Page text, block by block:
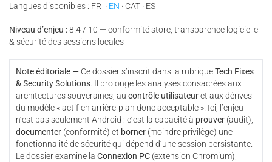
Langues disponibles : FR · EN · CAT · ES
Niveau d’enjeu :8.4 / 10 — conformité store, transparence logicielle
& sécurité des sessions locales
Note éditoriale — Ce dossier s’inscrit dans la rubriqueTech Fixes
& Security Solutions. Il prolonge les analyses consacrées aux
architectures souveraines, au contrôle utilisateuret aux dérives
du modèle « actif en arrière-plan donc acceptable ». Ici, l’enjeu
n’est pas seulement Android : c’est la capacité à prouver(audit),
documenter(conformité) et borner(moindre privilège) une
fonctionnalité de sécurité qui dépend d’une session persistante.
Le dossier examine la Connexion PC(extension Chromium),